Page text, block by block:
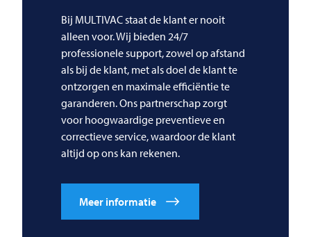
Bij MULTIVAC staat de klant er nooit
alleen voor. Wij bieden 24/7
professionele support, zowel op afstand
als bij de klant, met als doel de klant te
ontzorgen en maximale efficiëntie te
garanderen. Ons partnerschap zorgt
voor hoogwaardige preventieve en
correctieve service, waardoor de klant
altijd op ons kan rekenen.
Meer informatie